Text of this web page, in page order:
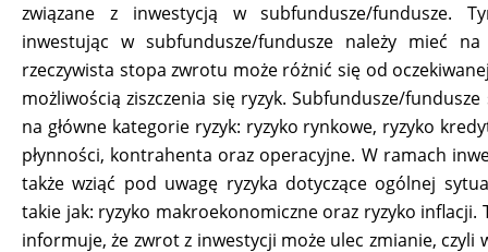
związane z inwestycją w subfundusze/fundusze.
inwestując w subfundusze/fundusze należy mieć na
rzeczywista stopa zwrotu może różnić się od
możliwością ziszczenia się ryzyk. Subfundusze/
na główne kategorie ryzyk: ryzyko rynkowe, ryzyko
płynności, kontrahenta oraz operacyjne. W ramach
także wziąć pod uwagę ryzyka dotyczące ogólnej
takie jak: ryzyko makroekonomiczne oraz ryzyko inflacji.
informuje, że zwrot z inwestycji może ulec zmianie, czyli